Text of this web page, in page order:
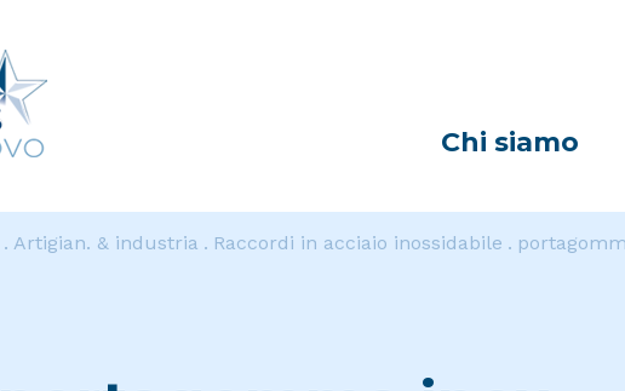
Chi siamo
Artigian. & industria Raccordi in acciaio inossidabile